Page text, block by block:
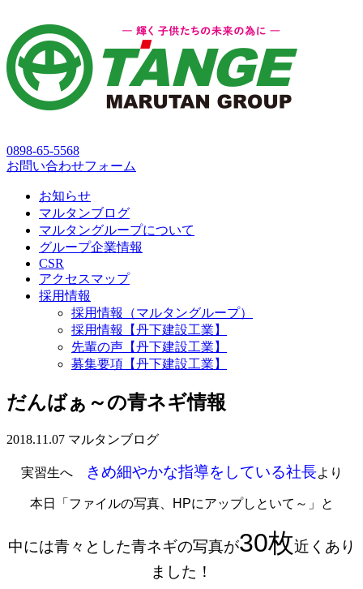
0898-65-5568
お問い合わせフォーム
お知らせ
マルタンブログ
マルタングループについて
グループ企業情報
CSR
アクセスマップ
採用情報
採用情報（マルタングループ）
採用情報【丹下建設工業】
先輩の声【丹下建設工業】
募集要項【丹下建設工業】
だんばぁ～の青ネギ情報
2018.11.07 マルタンブログ
実習生へ きめ細やかな指導をしている社長より
本日「ファイルの写真、HPにアップしといて～」と
中には青々とした青ネギの写真が30枚近くあり
ました！